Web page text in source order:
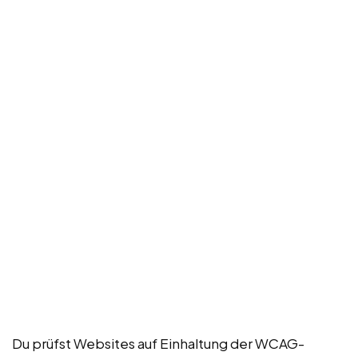
Du prüfst Websites auf Einhaltung der WCAG-